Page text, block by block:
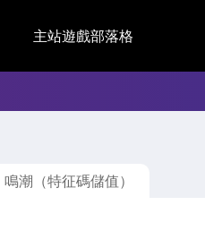
主站遊戲部落格
鳴潮（特征碼儲值）